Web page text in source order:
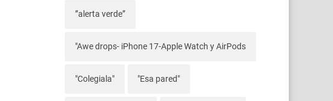
”alerta verde”
"Awe drops- iPhone 17-Apple Watch y AirPods
"Colegiala" "Esa pared"